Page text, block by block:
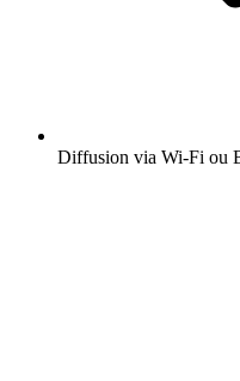
Diffusion via Wi-Fi ou